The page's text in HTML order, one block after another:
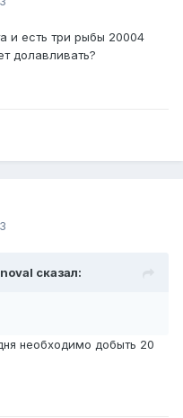
и есть три рыбы 20004
долавливать?
сказал:
необходимо добыть 20